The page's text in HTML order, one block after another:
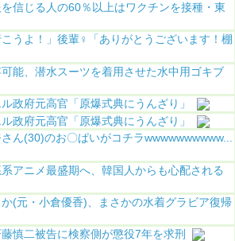
を信じる人の60％以上はワクチンを接種・東
うよ！」後輩♀「ありがとうございます！棚
能、潜水スーツを着用させた水中用ゴキブ
ル政府元高官「原爆式典にうんざり」
ル政府元高官「原爆式典にうんざり」
さん(30)のお〇ぱいがコチラwwwwwwwwww...
系アニメ最盛期へ、韓国人からも心配される
か(元・小倉優香)、まさかの水着グラビア復帰
慎二被告に検察側が懲役7年を求刑